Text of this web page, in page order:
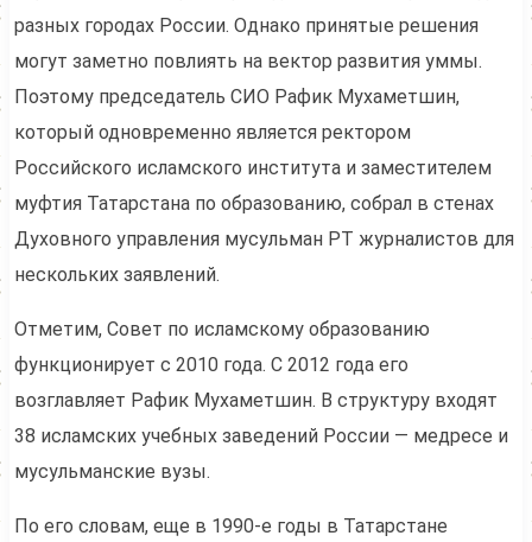
разных городах России. Однако принятые решения
могут заметно повлиять на вектор развития уммы.
Поэтому председатель СИО Рафик Мухаметшин,
который одновременно является ректором
Российского исламского института и заместителем
муфтия Татарстана по образованию, собрал в стенах
Духовного управления мусульман РТ журналистов для
нескольких заявлений.
Отметим, Совет по исламскому образованию
функционирует с 2010 года. С 2012 года его
возглавляет Рафик Мухаметшин. В структуру входят
38 исламских учебных заведений России — медресе и
мусульманские вузы.
По его словам, еще в 1990-е годы в Татарстане